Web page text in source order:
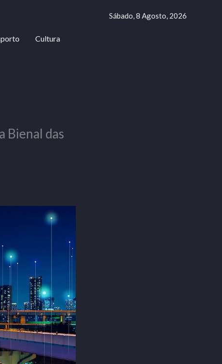
Sábado, 8 Agosto, 2026
Cultura
Bienal das